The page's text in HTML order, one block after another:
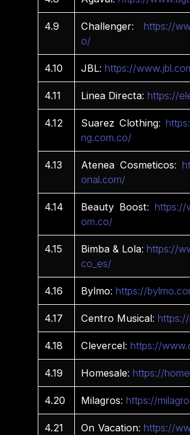
4.9 Challenger:https://
o/
4.10 JBL:https://
4.11 Linea Directa:https://
4.12 Suarez Clothing:
ng.com.co/
4.13 Atenea Cosmeticos:
onal.com/
4.14 Beauty Boost:https://
om.co/
4.15 Bimba & Lola:https://
co_es/
4.16 Bylmo:https://
4.17 Centro Musical:
4.18 Clevercel:https://
4.19 Homesale:https://
4.20 Milagros:https://
4.21 On Vacation:https://